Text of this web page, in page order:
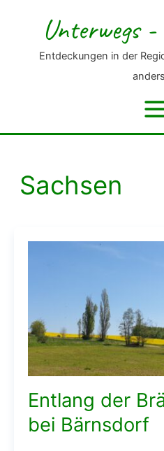
springen
Unterwegs
Entdeckungen in der
Sachsen
Entlang der
bei Bärnsdorf